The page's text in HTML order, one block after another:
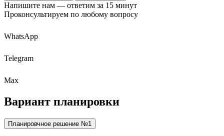
Напишите нам — ответим за 15 минут
Проконсультируем по любому вопросу
WhatsApp
Telegram
Max
Вариант планировки
Планировчное решение №1